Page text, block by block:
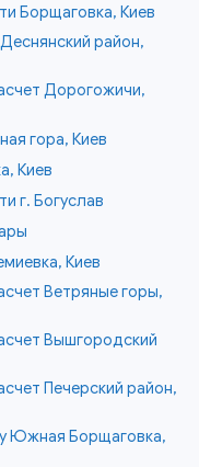
Борщаговка, Киев
район,
Дорогожичи,
гора, Киев
Киев
г. Богуслав
Киев
Ветряные горы,
Вышгородский
Печерский район,
Южная Борщаговка,